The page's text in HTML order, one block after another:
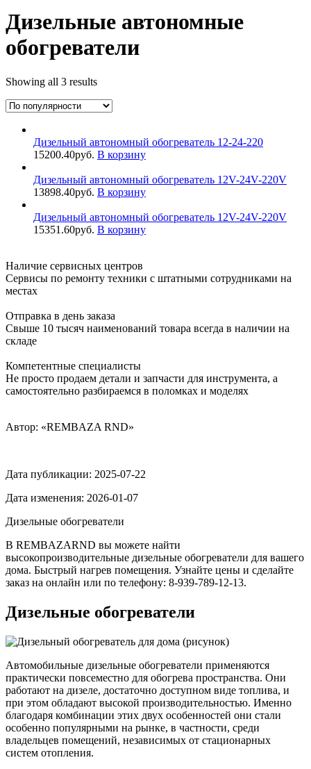
Дизельные автономные
обогреватели
Showing all 3 results
Дизельный автономный обогреватель 12-24-220
15200.40руб. В корзину
Дизельный автономный обогреватель 12V-24V-220V
13898.40руб. В корзину
Дизельный автономный обогреватель 12V-24V-220V
15351.60руб. В корзину
Наличие сервисных центров
Сервисы по ремонту техники с штатными сотрудниками на
местах
Отправка в день заказа
Свыше 10 тысяч наименований товара всегда в наличии на
складе
Компетентные специалисты
Не просто продаем детали и запчасти для инструмента, а
самостоятельно разбираемся в поломках и моделях
Автор: «REMBAZA RND»
Дата публикации: 2025-07-22
Дата изменения: 2026-01-07
Дизельные обогреватели
В REMBAZARND вы можете найти
высокопроизводительные дизельные обогреватели для вашего
дома. Быстрый нагрев помещения. Узнайте цены и сделайте
заказ на онлайн или по телефону: 8-939-789-12-13.
Дизельные обогреватели
Автомобильные дизельные обогреватели применяются
практически повсеместно для обогрева пространства. Они
работают на дизеле, достаточно доступном виде топлива, и
при этом обладают высокой производительностью. Именно
благодаря комбинации этих двух особенностей они стали
особенно популярными на рынке, в частности, среди
владельцев помещений, независимых от стационарных
систем отопления.